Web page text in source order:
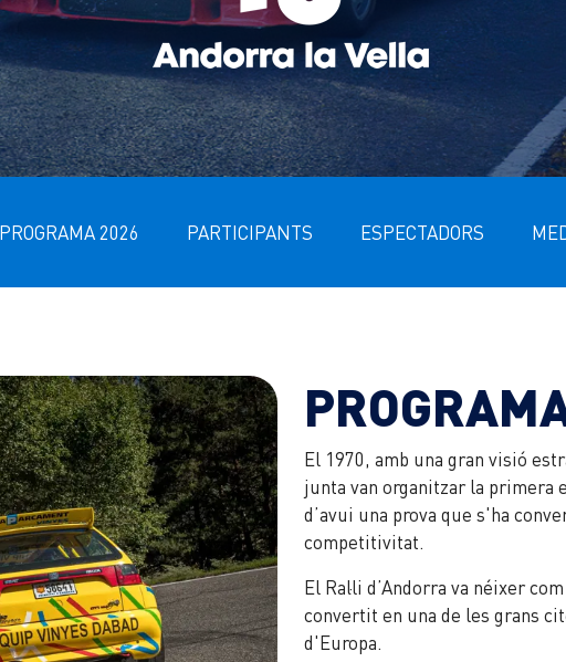
PROGRAMA 2026 PARTICIPANTS ESPECTADORS
El 1970, amb una gran visió
junta van organitzar la primera
d’avui una prova que s'ha
competitivitat.
El Ral·li d’Andorra va néixer
convertit en una de les grans
d'Europa.